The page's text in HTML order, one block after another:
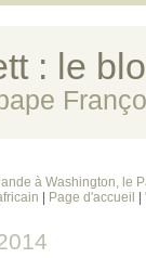
: le
à Washington, le
Page d'accueil